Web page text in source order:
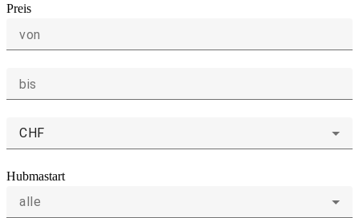
Preis
von
bis
CHF
Hubmastart
alle